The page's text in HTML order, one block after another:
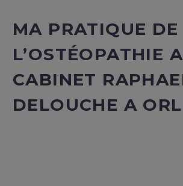
MA PRATIQUE DE
L’OSTÉOPATHIE
CABINET
DELOUCHE A